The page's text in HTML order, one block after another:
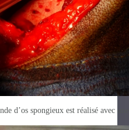
d’os spongieux est réalisé avec